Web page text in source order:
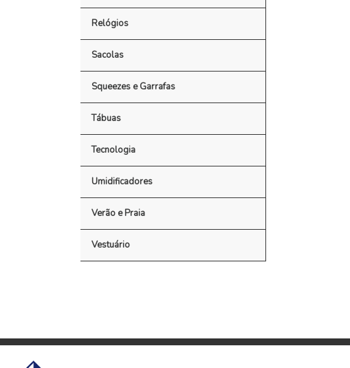
Relógios
Sacolas
Squeezes e Garrafas
Tábuas
Tecnologia
Umidificadores
Verão e Praia
Vestuário